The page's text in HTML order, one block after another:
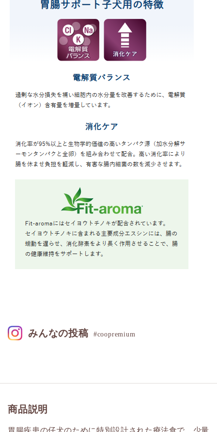
商品説明
胃腸疾患の仔犬のために特別設計された療法食で、少量
みんなの投稿 #coopremium